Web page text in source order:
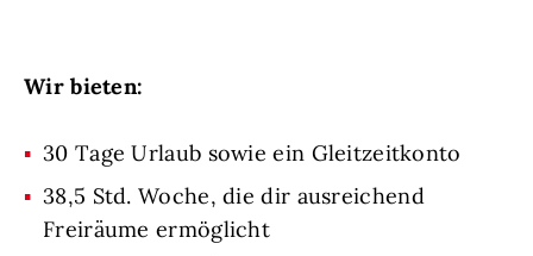
Wir bieten:
30 Tage Urlaub sowie ein Gleitzeitkonto
38,5 Std. Woche, die dir ausreichend
Freiräume ermöglicht